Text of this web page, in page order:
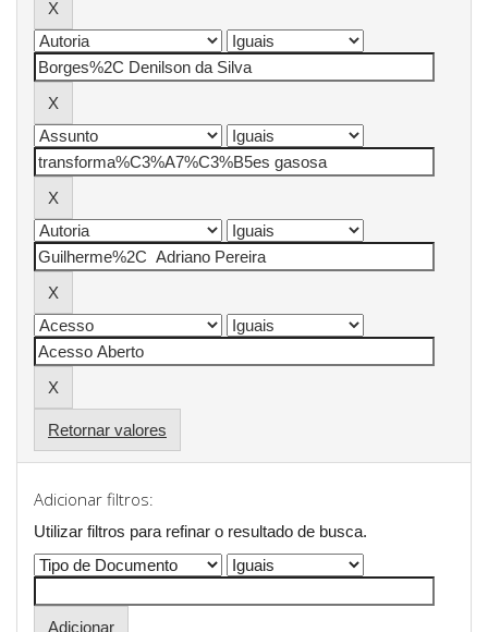
Retornar valores
Adicionar filtros:
Utilizar filtros para refinar o resultado de busca.